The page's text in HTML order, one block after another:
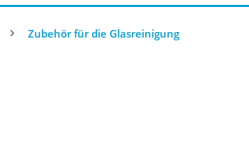
Zubehör für die Glasreinigung